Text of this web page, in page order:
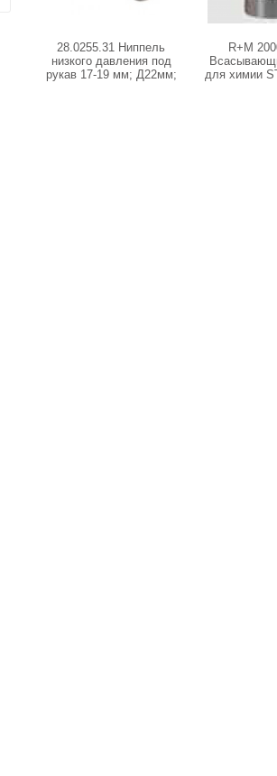
28.0255.31 Ниппель
низкого давления под
рукав 17-19 мм; Д22мм;
R+M
для химии